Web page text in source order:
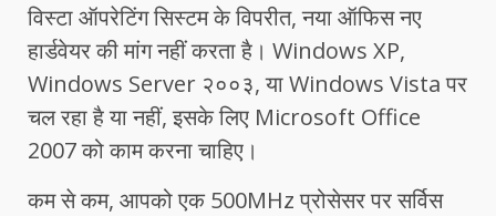
विस्टा ऑपरेटिंग सिस्टम के विपरीत, नया ऑफिस नए
हार्डवेयर की मांग नहीं करता है। Windows XP,
Windows Server २००३, या Windows Vista पर
चल रहा है या नहीं, इसके लिए Microsoft Office
2007 को काम करना चाहिए।
कम से कम, आपको एक 500MHz प्रोसेसर पर सर्विस